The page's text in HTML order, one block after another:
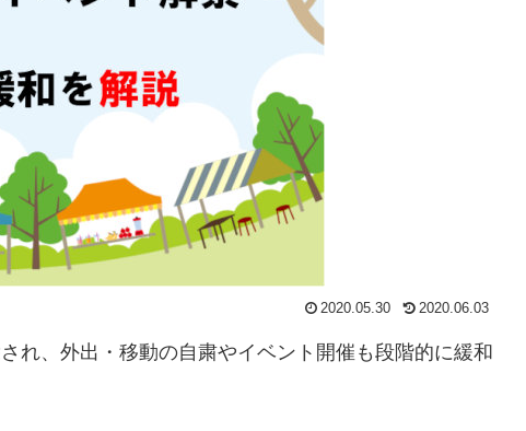
2020.05.30 2020.06.03
れ、外出・移動の自粛やイベント開催も段階的に緩和